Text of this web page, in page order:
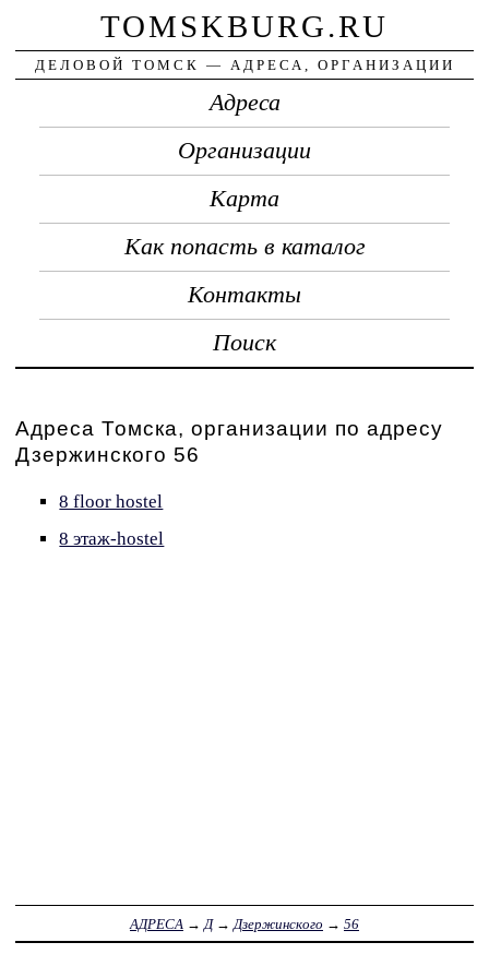
TOMSKBURG.RU
ДЕЛОВОЙ ТОМСК — АДРЕСА, ОРГАНИЗАЦИИ
Адреса
Организации
Карта
Как попасть в каталог
Контакты
Поиск
Адреса Томска, организации по адресу
Дзержинского 56
8 floor hostel
8 этаж-hostel
АДРЕСА → Д→ Дзержинского → 56